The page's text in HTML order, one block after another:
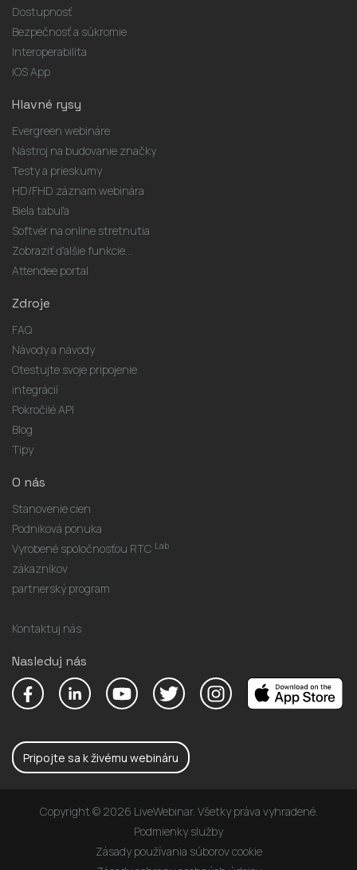
Dostupnosť
Bezpečnosť a súkromie
Interoperabilita
iOS App
Hlavné rysy
Evergreen webináre
Nástroj na budovanie značky
Testy a prieskumy
HD/FHD záznam webinára
Biela tabuľa
Softvér na online stretnutia
Zobraziť ďalšie funkcie...
Attendee portal
Zdroje
FAQ
Návody a návody
Otestujte svoje pripojenie
integrácií
Pokročilé API
Blog
Tipy
O nás
Stanovenie cien
Podniková ponuka
Vyrobené spoločnosťou RTC Lab
zákazníkov
partnerský program
Kontaktuj nás
Nasleduj nás
Pripojte sa k živému webináru
Copyright © 2026 LiveWebinar. Všetky práva vyhradené.
Podmienky služby
Zásady používania súborov cookie